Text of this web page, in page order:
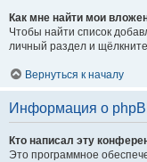
Как мне найти мои
Чтобы найти список
личный раздел и
Вернуться к началу
Информация о
Кто написал эту
Это программное